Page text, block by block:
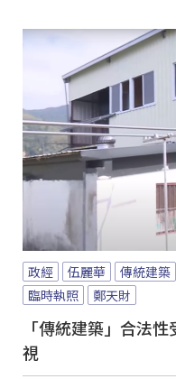
政經 伍麗華 傳統建築
臨時執照
鄭天財
「傳統建築」合法
視